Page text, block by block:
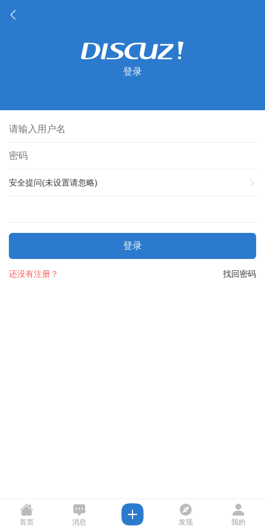
登录
安全提问(未设置请忽略)
登录
找回密码
还没有注册？
首页 消息 发现 我的